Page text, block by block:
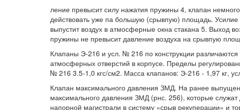
ление превысит силу нажатия пружины 4, клапан немного
действовать уже па большую (срывпую) площадь.
выпустит воздух в атмосферные окна стакана 5. Выход
пружины не превысит давление воздуха на срывпую
Клапаны Э-216 и усл. № 216 по конструкции
атмосферных отверстий в корпусе. Пределы
№ 216 3.5-1,0 кгс/см2. Масса клапанов: Э-216 - 1,97 кг,
Клапан максимального давления ЗМД. На ранее
максимального давления ЗМД (рнс. 256), которые
напорной магистрали в систему «срыв рекуперации» и